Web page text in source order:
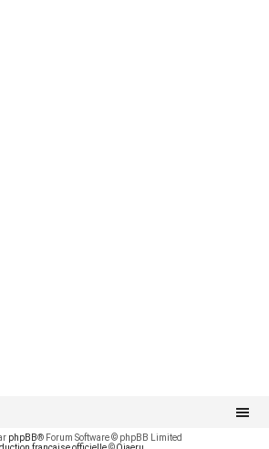
phpBB® Forum Software © phpBB Limited